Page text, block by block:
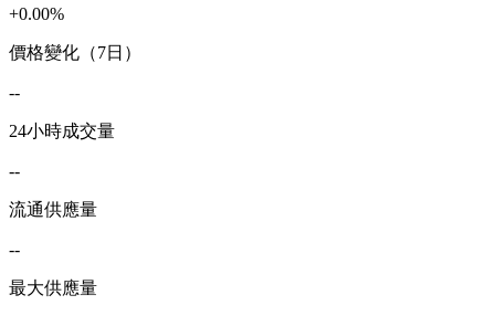
+0.00%
價格變化（7日）
--
24小時成交量
--
流通供應量
--
最大供應量